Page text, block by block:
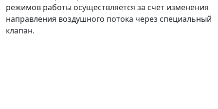
режимов работы осуществляется за счет изменения
направления воздушного потока через специальный
клапан.